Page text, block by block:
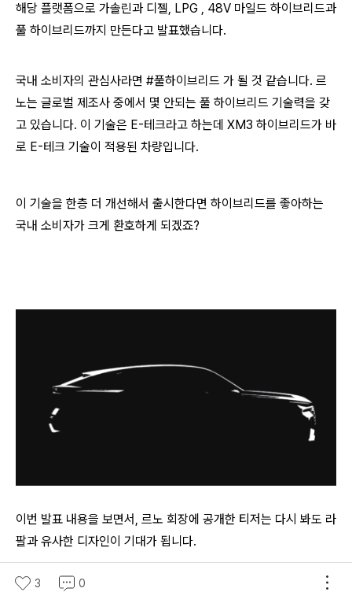
해당 플랫폼으로 가솔린과 디젤, LPG , 48V 마일드 하이브리드과
풀 하이브리드까지 만든다고 발표했습니다.
국내 소비자의 관심사라면 #풀하이브리드 가 될 것 같습니다. 르
노는 글로벌 제조사 중에서 몇 안되는 풀 하이브리드 기술력을 갖
고 있습니다. 이 기술은 E-테크라고 하는데 XM3 하이브리드가 바
로 E-테크 기술이 적용된 차량입니다.
이 기술을 한층 더 개선해서 출시한다면 하이브리드를 좋아하는
국내 소비자가 크게 환호하게 되겠죠?
이번 발표 내용을 보면서, 르노 회장에 공개한 티저는 다시 봐도 라
팔과 유사한 디자인이 기대가 됩니다.
3 0